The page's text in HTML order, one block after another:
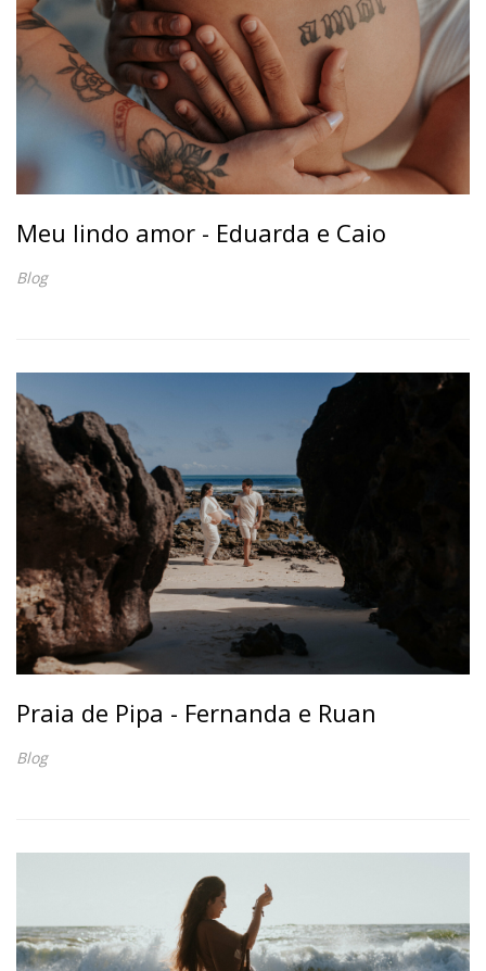
Meu lindo amor - Eduarda e Caio
Blog
Praia de Pipa - Fernanda e Ruan
Blog